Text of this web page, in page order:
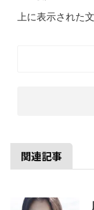
上に表示された
関連記事